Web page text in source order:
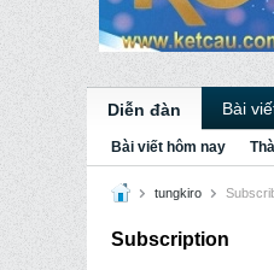
Diễn đàn Bài
Bài viết hôm nay
tungkiro
Subscription